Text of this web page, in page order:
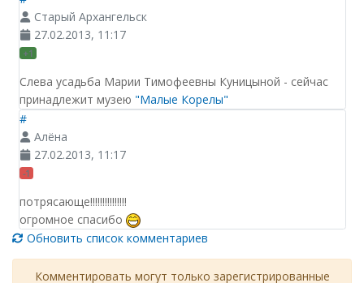
Старый Архангельск
27.02.2013, 11:17
+1
Слева усадьба Марии Тимофеевны Куницыной - сейчас
принадлежит музею "Малые Корелы"
#
Алёна
27.02.2013, 11:17
-1
потрясающе!!!!!!!!!!!!!!!
огромное спасибо
Обновить список комментариев
Комментировать могут только зарегистрированные